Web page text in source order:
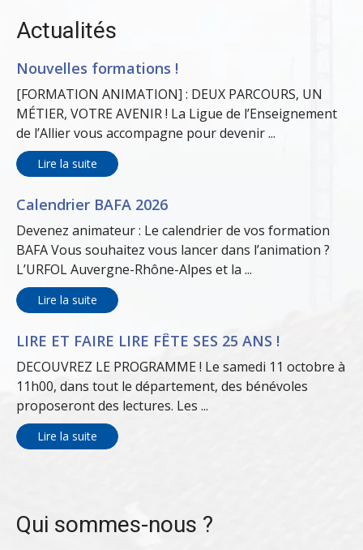
Actualités
Nouvelles formations !
[FORMATION ANIMATION] : DEUX PARCOURS, UN
MÉTIER, VOTRE AVENIR ! La Ligue de l’Enseignement
de l’Allier vous accompagne pour devenir ...
Lire la suite
Calendrier BAFA 2026
Devenez animateur : Le calendrier de vos formation
BAFA Vous souhaitez vous lancer dans l’animation ?
L’URFOL Auvergne-Rhône-Alpes et la ...
Lire la suite
LIRE ET FAIRE LIRE FÊTE SES 25 ANS !
DECOUVREZ LE PROGRAMME ! Le samedi 11 octobre à
11h00, dans tout le département, des bénévoles
proposeront des lectures. Les ...
Lire la suite
Qui sommes-nous ?